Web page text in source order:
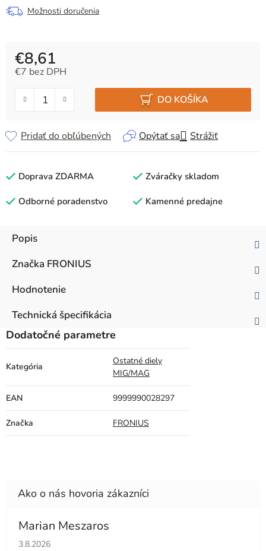
Možnosti doručenia
€8,61
€7 bez DPH
DO KOŠÍKA
Opýtať sa Strážiť
Pridať do obľúbených
Doprava ZDARMA Zváračky skladom
Odborné poradenstvo Kamenné predajne
Popis
Značka FRONIUS
Hodnotenie
Technická špecifikácia
Dodatočné parametre
Kategória
Ostatné diely
MIG/MAG
EAN 9999990028297
Značka FRONIUS
Marian Meszaros
Hodnotenie obchodu je 5 z 5 hviezdičiek.
3.8.2026